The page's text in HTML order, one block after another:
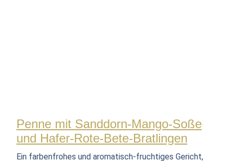
Penne mit Sanddorn-Mango-Soße
und Hafer-Rote-Bete-Bratlingen
Ein farbenfrohes und aromatisch-fruchtiges Gericht,